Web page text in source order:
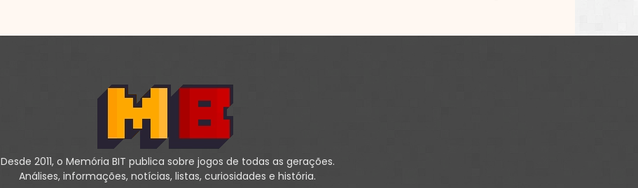
Desde 2011, o Memória BIT publica sobre jogos de todas as gerações.
Análises, informações, notícias, listas, curiosidades e história.